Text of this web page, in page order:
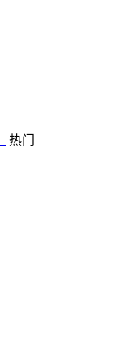
热门